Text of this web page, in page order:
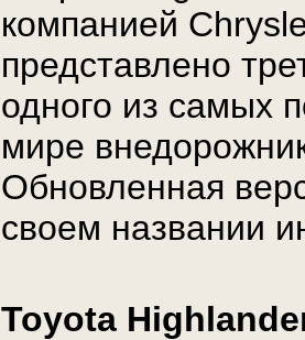
компанией
представлено
одного из самых
мире
Обновленная
своем названии
Toyota